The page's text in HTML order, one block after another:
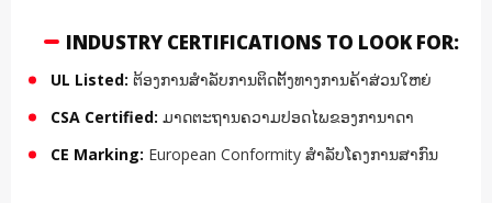
INDUSTRY CERTIFICATIONS TO LOOK FOR:
UL Listed: ຕ້ອງການສໍາລັບການຕິດຕັ້ງທາງການຄ້າສ່ວນໃຫຍ່
CSA Certified: ມາດຕະຖານຄວາມປອດໄພຂອງການາດາ
CE Marking: European Conformity ສໍາລັບໂຄງການສາກົນ